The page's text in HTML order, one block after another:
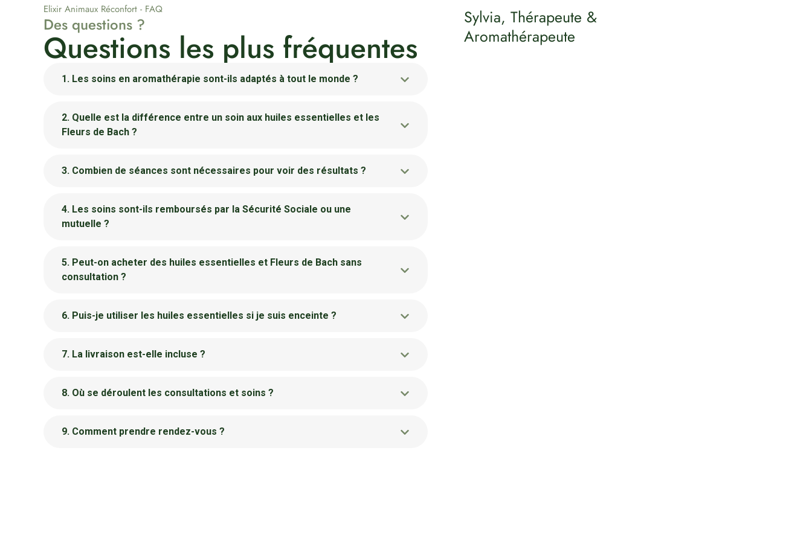
Sylvia, Thérapeute &
Aromathérapeute
Elixir Animaux Réconfort - FAQ
Des questions ?
Questions les plus fréquentes
1. Les soins en aromathérapie sont-ils adaptés à tout le monde ?
2. Quelle est la différence entre un soin aux huiles essentielles et les
Fleurs de Bach ?
3. Combien de séances sont nécessaires pour voir des résultats ?
4. Les soins sont-ils remboursés par la Sécurité Sociale ou une
mutuelle ?
5. Peut-on acheter des huiles essentielles et Fleurs de Bach sans
consultation ?
6. Puis-je utiliser les huiles essentielles si je suis enceinte ?
7. La livraison est-elle incluse ?
8. Où se déroulent les consultations et soins ?
9. Comment prendre rendez-vous ?